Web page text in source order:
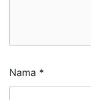
Nama *